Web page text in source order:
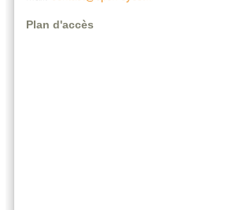
Plan d'accès